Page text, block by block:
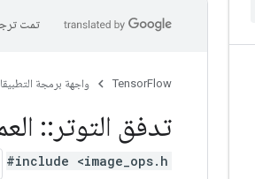
تمت
TensorFlow واجهة برمجة
تدفق التوتر ::
#include <image_ops.h>